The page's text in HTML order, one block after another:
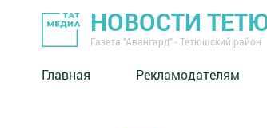
НОВОСТИ
Газета "Авангард" - Тетюшский район
Главная Рекламодателям